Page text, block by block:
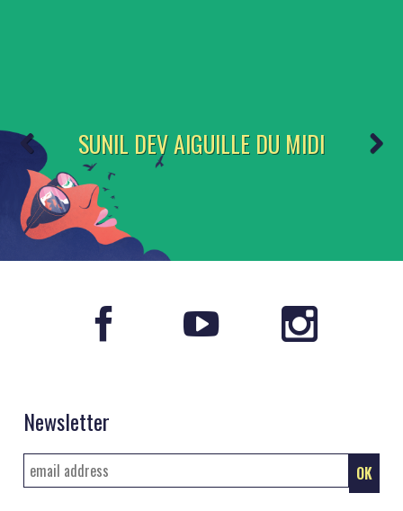
SUNIL DEV AIGUILLE DU MIDI
Newsletter